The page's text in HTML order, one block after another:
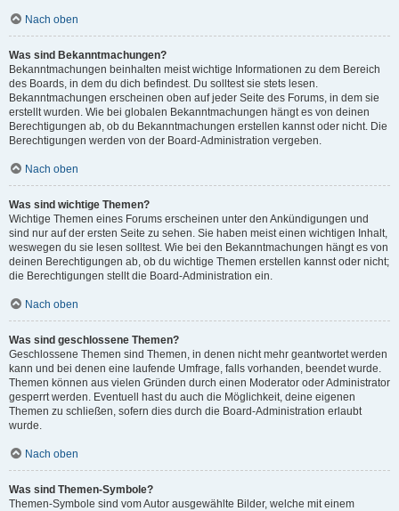
Nach oben
Was sind Bekanntmachungen?
Bekanntmachungen beinhalten meist wichtige Informationen zu dem Bereich
des Boards, in dem du dich befindest. Du solltest sie stets lesen.
Bekanntmachungen erscheinen oben auf jeder Seite des Forums, in dem sie
erstellt wurden. Wie bei globalen Bekanntmachungen hängt es von deinen
Berechtigungen ab, ob du Bekanntmachungen erstellen kannst oder nicht. Die
Berechtigungen werden von der Board-Administration vergeben.
Nach oben
Was sind wichtige Themen?
Wichtige Themen eines Forums erscheinen unter den Ankündigungen und
sind nur auf der ersten Seite zu sehen. Sie haben meist einen wichtigen Inhalt,
weswegen du sie lesen solltest. Wie bei den Bekanntmachungen hängt es von
deinen Berechtigungen ab, ob du wichtige Themen erstellen kannst oder nicht;
die Berechtigungen stellt die Board-Administration ein.
Nach oben
Was sind geschlossene Themen?
Geschlossene Themen sind Themen, in denen nicht mehr geantwortet werden
kann und bei denen eine laufende Umfrage, falls vorhanden, beendet wurde.
Themen können aus vielen Gründen durch einen Moderator oder Administrator
gesperrt werden. Eventuell hast du auch die Möglichkeit, deine eigenen
Themen zu schließen, sofern dies durch die Board-Administration erlaubt
wurde.
Nach oben
Was sind Themen-Symbole?
Themen-Symbole sind vom Autor ausgewählte Bilder, welche mit einem